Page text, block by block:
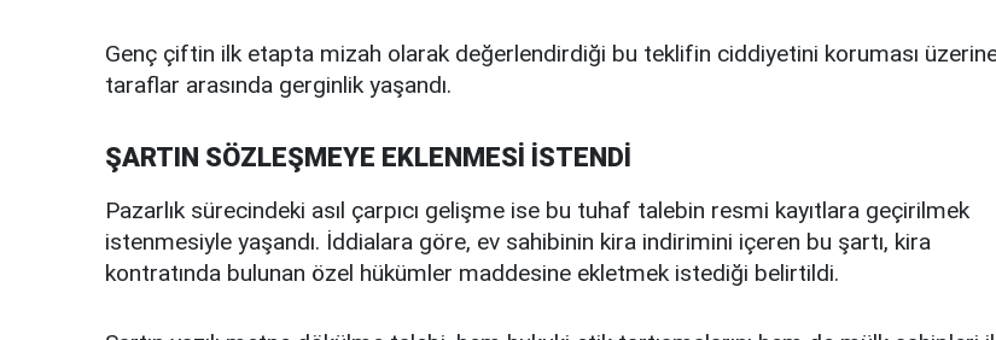
Genç çiftin ilk etapta mizah olarak değerlendirdiği bu teklifin ciddiyetini koruması
taraflar arasında gerginlik yaşandı.
ŞARTIN SÖZLEŞMEYE EKLENMESİ İSTENDİ
Pazarlık sürecindeki asıl çarpıcı gelişme ise bu tuhaf talebin resmi kayıtlara geçirilmek
istenmesiyle yaşandı. İddialara göre, ev sahibinin kira indirimini içeren bu şartı, kira
kontratında bulunan özel hükümler maddesine ekletmek istediği belirtildi.